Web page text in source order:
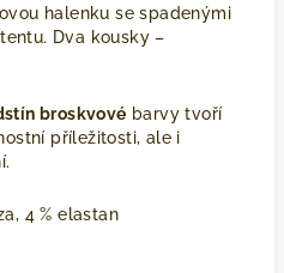
halenku se spadenými
Dva kousky –
broskvové barvy tvoří
příležitosti, ale i
4 % elastan